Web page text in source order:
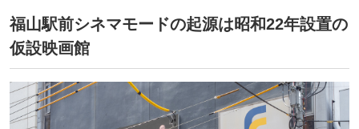
福山駅前シネマモードの起源は昭和22年設置の
仮設映画館